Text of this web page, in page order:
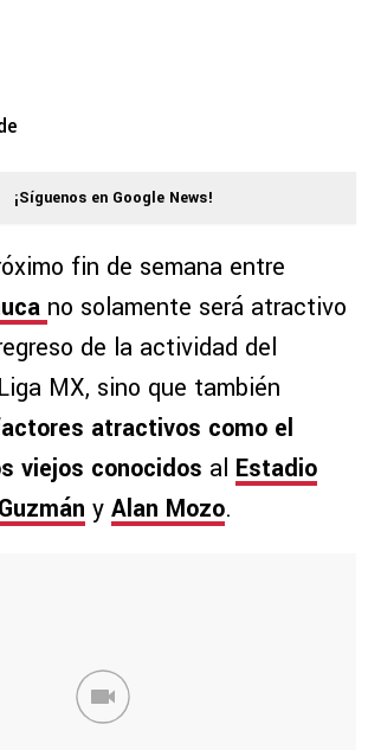
¡Síguenos en Google News!
fin de semana entre
no solamente será atractivo
de la actividad del
MX, sino que también
atractivos como el
viejos conocidos al Estadio
y Alan Mozo.